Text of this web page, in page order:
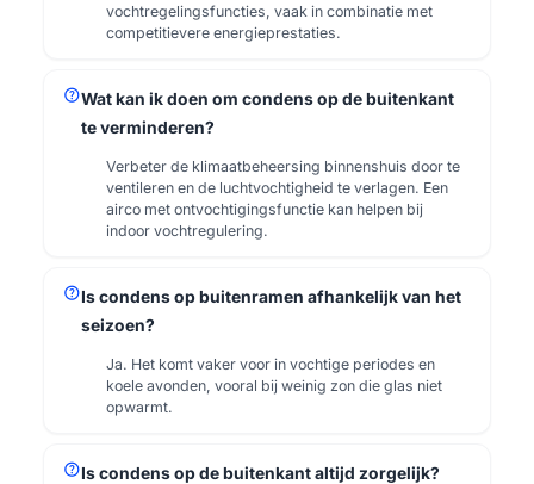
vochtregelingsfuncties, vaak in combinatie met
competitievere energieprestaties.
helpWat kan ik doen om condens op de buitenkant
te verminderen?
Verbeter de klimaatbeheersing binnenshuis door te
ventileren en de luchtvochtigheid te verlagen. Een
airco met ontvochtigingsfunctie kan helpen bij
indoor vochtregulering.
helpIs condens op buitenramen afhankelijk van het
seizoen?
Ja. Het komt vaker voor in vochtige periodes en
koele avonden, vooral bij weinig zon die glas niet
opwarmt.
helpIs condens op de buitenkant altijd zorgelijk?